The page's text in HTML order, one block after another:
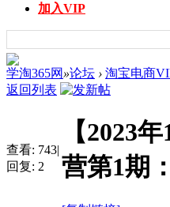
加入VIP
学淘365网 »论坛 › 淘宝电商
返回列表
查看: 743|
回复: 2
【2023
营第1期